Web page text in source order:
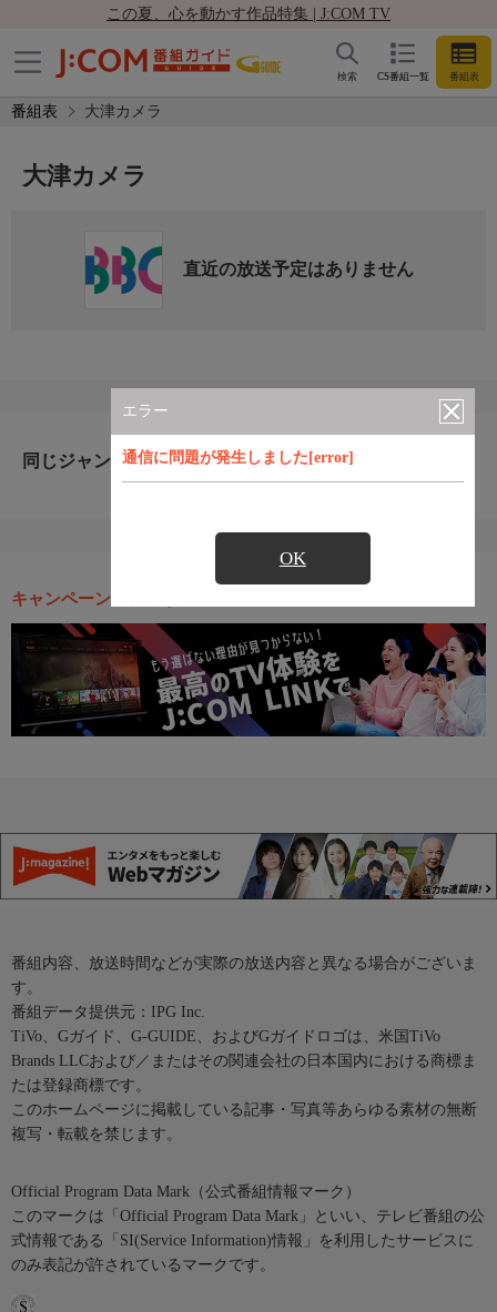
この夏、心を動かす作品特集 | J:COM TV
CS番組一覧 番組表
検索
番組表 大津カメラ
エラー
通信に問題が発生しました[error]
OK
大津カメラ
直近の放送予定はありません
同じジャンルのおすすめ番組
キャンペーン・お得な情報
番組内容、放送時間などが実際の放送内容と異なる場合がございま
す。
番組データ提供元：IPG Inc.
TiVo、Gガイド、G-GUIDE、およびGガイドロゴは、米国TiVo
Brands LLCおよび／またはその関連会社の日本国内における商標ま
たは登録商標です。
このホームページに掲載している記事・写真等あらゆる素材の無断
複写・転載を禁じます。
Official Program Data Mark（公式番組情報マーク）
このマークは「Official Program Data Mark」といい、テレビ番組の公
式情報である「SI(Service Information)情報」を利用したサービスに
のみ表記が許されているマークです。